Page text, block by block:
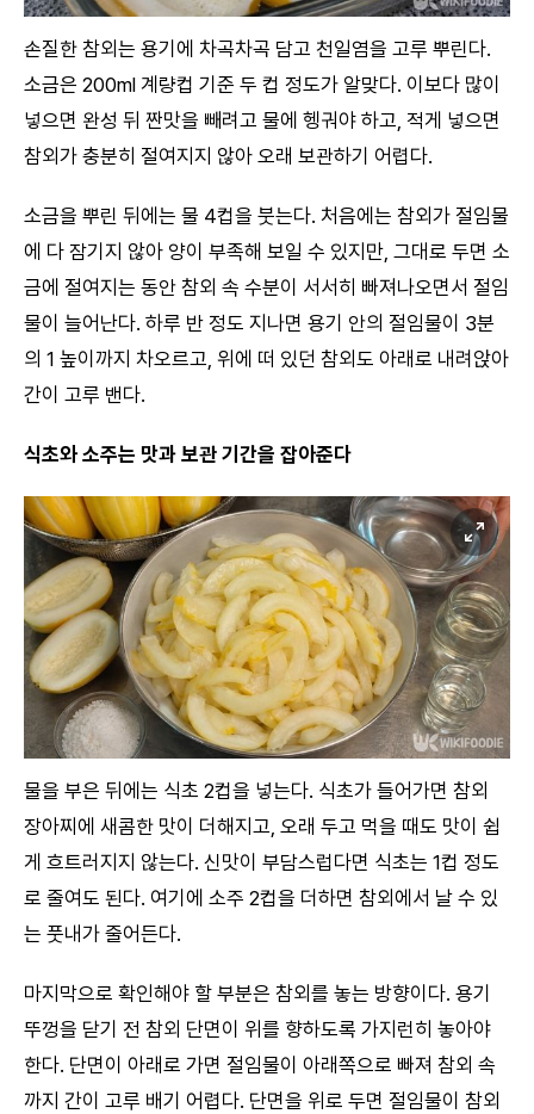
손질한 참외는 용기에 차곡차곡 담고 천일염을 고루 뿌린다.
소금은 200ml 계량컵 기준 두 컵 정도가 알맞다. 이보다 많이
넣으면 완성 뒤 짠맛을 빼려고 물에 헹궈야 하고, 적게 넣으면
참외가 충분히 절여지지 않아 오래 보관하기 어렵다.
소금을 뿌린 뒤에는 물 4컵을 붓는다. 처음에는 참외가 절임물
에 다 잠기지 않아 양이 부족해 보일 수 있지만, 그대로 두면 소
금에 절여지는 동안 참외 속 수분이 서서히 빠져나오면서 절임
물이 늘어난다. 하루 반 정도 지나면 용기 안의 절임물이 3분
의 1 높이까지 차오르고, 위에 떠 있던 참외도 아래로 내려앉아
간이 고루 밴다.
식초와 소주는 맛과 보관 기간을 잡아준다
물을 부은 뒤에는 식초 2컵을 넣는다. 식초가 들어가면 참외
장아찌에 새콤한 맛이 더해지고, 오래 두고 먹을 때도 맛이 쉽
게 흐트러지지 않는다. 신맛이 부담스럽다면 식초는 1컵 정도
로 줄여도 된다. 여기에 소주 2컵을 더하면 참외에서 날 수 있
는 풋내가 줄어든다.
마지막으로 확인해야 할 부분은 참외를 놓는 방향이다. 용기
뚜껑을 닫기 전 참외 단면이 위를 향하도록 가지런히 놓아야
한다. 단면이 아래로 가면 절임물이 아래쪽으로 빠져 참외 속
까지 간이 고루 배기 어렵다. 단면을 위로 두면 절임물이 참외